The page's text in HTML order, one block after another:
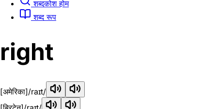
शब्दकोश होम
शब्द रूप
right
[अमेरिका]/raɪt/